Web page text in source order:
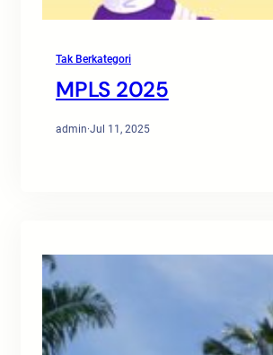
Tak Berkategori
MPLS 2025
admin·Jul 11, 2025